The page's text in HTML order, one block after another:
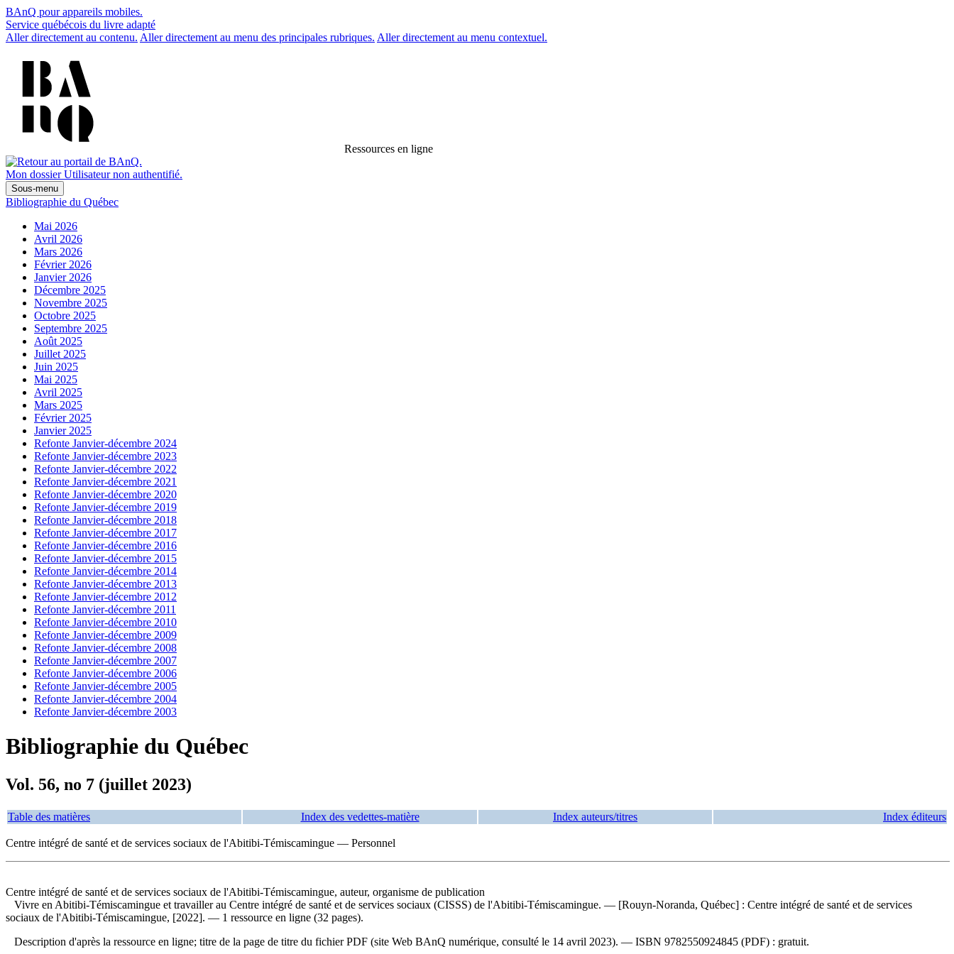
BAnQ pour appareils mobiles.
Service québécois du livre adapté
Aller directement au contenu. Aller directement au menu des principales rubriques. Aller directement au menu contextuel.
Ressources en ligne
Mon dossier Utilisateur non authentifié.
Sous-menu
Bibliographie du Québec
Mai 2026
Avril 2026
Mars 2026
Février 2026
Janvier 2026
Décembre 2025
Novembre 2025
Octobre 2025
Septembre 2025
Août 2025
Juillet 2025
Juin 2025
Mai 2025
Avril 2025
Mars 2025
Février 2025
Janvier 2025
Refonte Janvier-décembre 2024
Refonte Janvier-décembre 2023
Refonte Janvier-décembre 2022
Refonte Janvier-décembre 2021
Refonte Janvier-décembre 2020
Refonte Janvier-décembre 2019
Refonte Janvier-décembre 2018
Refonte Janvier-décembre 2017
Refonte Janvier-décembre 2016
Refonte Janvier-décembre 2015
Refonte Janvier-décembre 2014
Refonte Janvier-décembre 2013
Refonte Janvier-décembre 2012
Refonte Janvier-décembre 2011
Refonte Janvier-décembre 2010
Refonte Janvier-décembre 2009
Refonte Janvier-décembre 2008
Refonte Janvier-décembre 2007
Refonte Janvier-décembre 2006
Refonte Janvier-décembre 2005
Refonte Janvier-décembre 2004
Refonte Janvier-décembre 2003
Bibliographie du Québec
Vol. 56, no 7 (juillet 2023)
Table des matières Index des vedettes-matière Index auteurs/titres Index éditeurs
Centre intégré de santé et de services sociaux de l'Abitibi-Témiscamingue — Personnel
Centre intégré de santé et de services sociaux de l'Abitibi-Témiscamingue, auteur, organisme de publication
Vivre en Abitibi-Témiscamingue et travailler au Centre intégré de santé et de services sociaux (CISSS) de l'Abitibi-Témiscamingue. — [Rouyn-Noranda, Québec] : Centre intégré de santé et de services
sociaux de l'Abitibi-Témiscamingue, [2022]. — 1 ressource en ligne (32 pages).
Description d'après la ressource en ligne; titre de la page de titre du fichier PDF (site Web BAnQ numérique, consulté le 14 avril 2023). — ISBN 9782550924845 (PDF) : gratuit.